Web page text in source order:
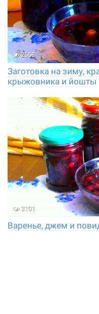
2558
Заготовка на зиму,
крыжовника и йошты
3101
Варенье, джем и